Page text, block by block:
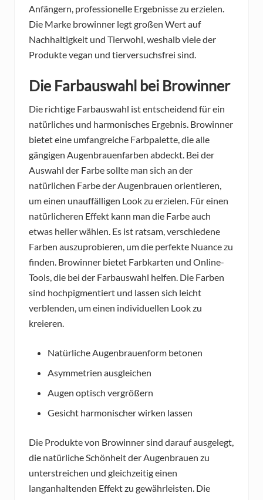
Anfängern, professionelle Ergebnisse zu erzielen.
Die Marke browinner legt großen Wert auf
Nachhaltigkeit und Tierwohl, weshalb viele der
Produkte vegan und tierversuchsfrei sind.
Die Farbauswahl bei Browinner
Die richtige Farbauswahl ist entscheidend für ein
natürliches und harmonisches Ergebnis. Browinner
bietet eine umfangreiche Farbpalette, die alle
gängigen Augenbrauenfarben abdeckt. Bei der
Auswahl der Farbe sollte man sich an der
natürlichen Farbe der Augenbrauen orientieren,
um einen unauffälligen Look zu erzielen. Für einen
natürlicheren Effekt kann man die Farbe auch
etwas heller wählen. Es ist ratsam, verschiedene
Farben auszuprobieren, um die perfekte Nuance zu
finden. Browinner bietet Farbkarten und Online-
Tools, die bei der Farbauswahl helfen. Die Farben
sind hochpigmentiert und lassen sich leicht
verblenden, um einen individuellen Look zu
kreieren.
Natürliche Augenbrauenform betonen
Asymmetrien ausgleichen
Augen optisch vergrößern
Gesicht harmonischer wirken lassen
Die Produkte von Browinner sind darauf ausgelegt,
die natürliche Schönheit der Augenbrauen zu
unterstreichen und gleichzeitig einen
langanhaltenden Effekt zu gewährleisten. Die